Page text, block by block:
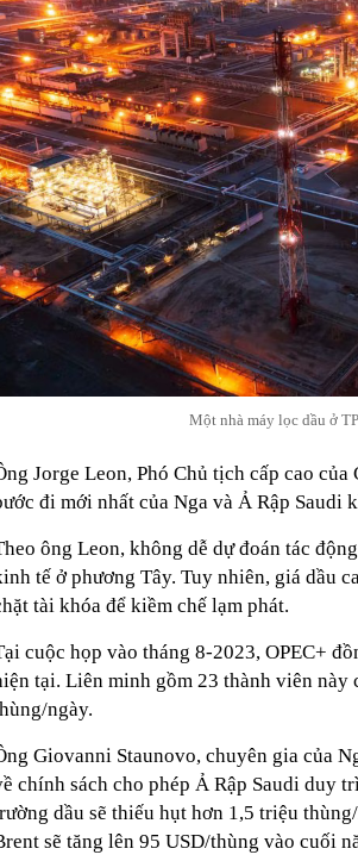
Một nhà máy lọc dầu ở
Jorge Leon, Phó Chủ tịch cấp cao
đi mới nhất của Nga và Ả Rập Saudi
ông Leon, không dễ dự đoán tác
tế ở phương Tây. Tuy nhiên, giá dầu
tài khóa để kiềm chế lạm phát.
cuộc họp vào tháng 8-2023, OPEC+
tại. Liên minh gồm 23 thành viên này
ngày.
Giovanni Staunovo, chuyên gia của
chính sách cho phép Ả Rập Saudi duy
dầu sẽ thiếu hụt hơn 1,5 triệu
sẽ tăng lên 95 USD/thùng vào cuối